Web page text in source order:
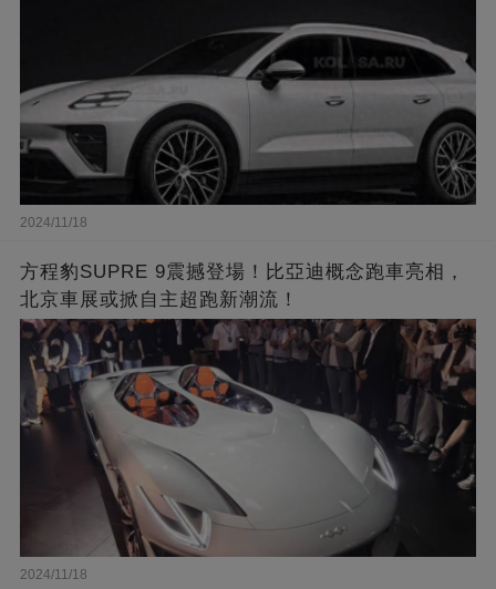
2024/11/18
方程豹SUPRE 9震撼登場！比亞迪概念跑車亮相，
北京車展或掀自主超跑新潮流！
2024/11/18